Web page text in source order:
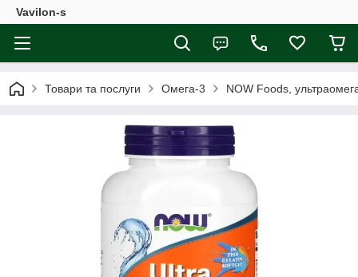
Vavilon-s
Товари та послуги Омега-3 NOW Foods,